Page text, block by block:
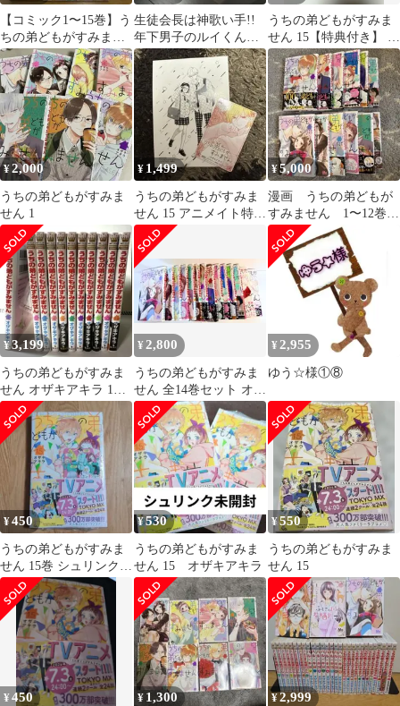
【コミック1〜15巻】う
ちの弟どもがすみませ
ん
生徒会長は神歌い手!!
年下男子のルイくんは
罠師のことがすきすぎ
る！うちの弟ども
うちの弟どもがすみま
せん 15【特典付き】 オ
ザキアキラ
¥2,000
うちの弟どもがすみま
せん 1
¥ 1,499
うちの弟どもがすみま
せん 15 アニメイト特典
イラストカード
¥5,000
漫画 うちの弟どもが
すみません 1〜12巻セ
ット
¥3,199
うちの弟どもがすみま
せん オザキアキラ 1
巻〜11巻
¥ 2,800
うちの弟どもがすみま
せん 全14巻セット オザ
キアキラ
¥ 2,955
ゆう☆様①⑧
¥450
うちの弟どもがすみま
せん 15巻 シュリンク付
き、特典ボイスカード
付き
¥530
うちの弟どもがすみま
せん 15 オザキアキラ
¥550
うちの弟どもがすみま
せん 15
¥450 ¥ 1,300 ¥2,999